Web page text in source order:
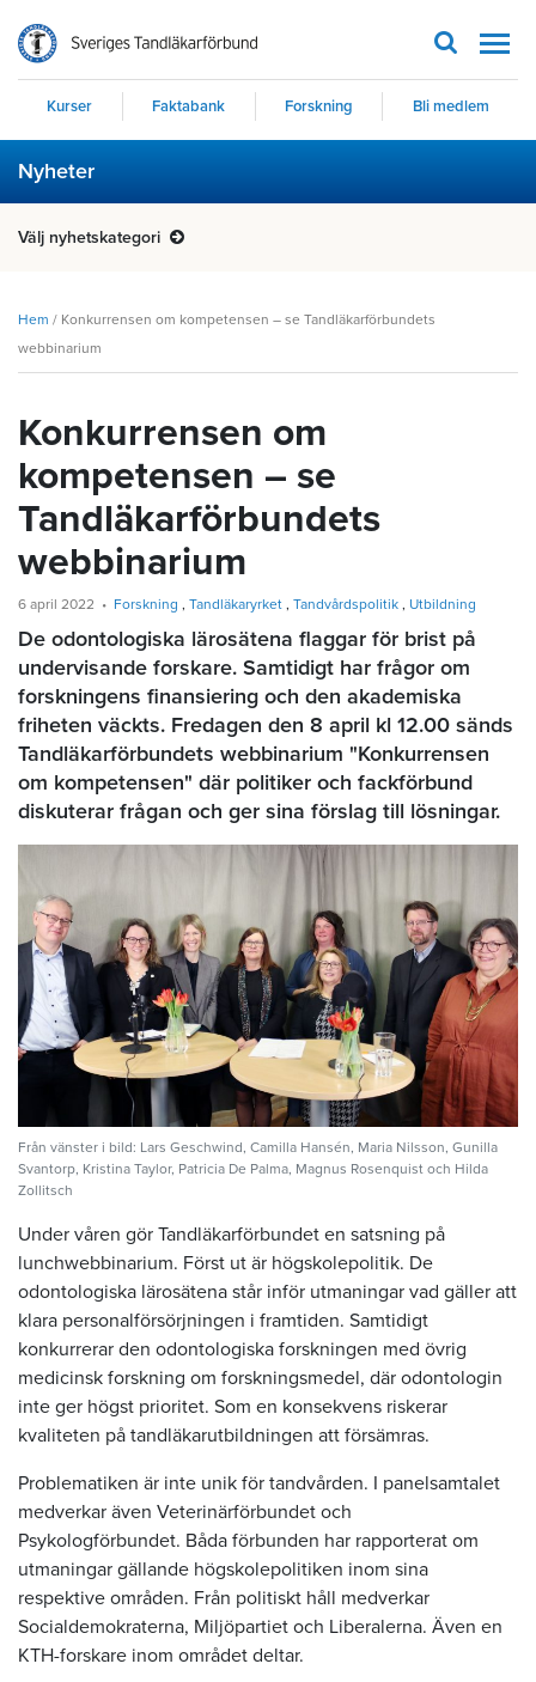
Kurser Faktabank Forskning Bli medlem
Nyheter
Välj nyhetskategori
Hem / Konkurrensen om kompetensen – se Tandläkarförbundets
webbinarium
Konkurrensen om
kompetensen – se
Tandläkarförbundets
webbinarium
6 april 2022 Forskning Tandläkaryrket Tandvårdspolitik Utbildning
De odontologiska lärosätena flaggar för brist på
undervisande forskare. Samtidigt har frågor om
forskningens finansiering och den akademiska
friheten väckts. Fredagen den 8 april kl 12.00 sänds
Tandläkarförbundets webbinarium "Konkurrensen
om kompetensen" där politiker och fackförbund
diskuterar frågan och ger sina förslag till lösningar.
Från vänster i bild: Lars Geschwind, Camilla Hansén, Maria Nilsson, Gunilla
Svantorp, Kristina Taylor, Patricia De Palma, Magnus Rosenquist och Hilda
Zollitsch
Under våren gör Tandläkarförbundet en satsning på
lunchwebbinarium. Först ut är högskolepolitik. De
odontologiska lärosätena står inför utmaningar vad gäller att
klara personalförsörjningen i framtiden. Samtidigt
konkurrerar den odontologiska forskningen med övrig
medicinsk forskning om forskningsmedel, där odontologin
inte ger högst prioritet. Som en konsekvens riskerar
kvaliteten på tandläkarutbildningen att försämras.
Problematiken är inte unik för tandvården. I panelsamtalet
medverkar även Veterinärförbundet och
Psykologförbundet. Båda förbunden har rapporterat om
utmaningar gällande högskolepolitiken inom sina
respektive områden. Från politiskt håll medverkar
Socialdemokraterna, Miljöpartiet och Liberalerna. Även en
KTH-forskare inom området deltar.